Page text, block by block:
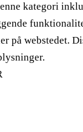
kategori
på webstedet.